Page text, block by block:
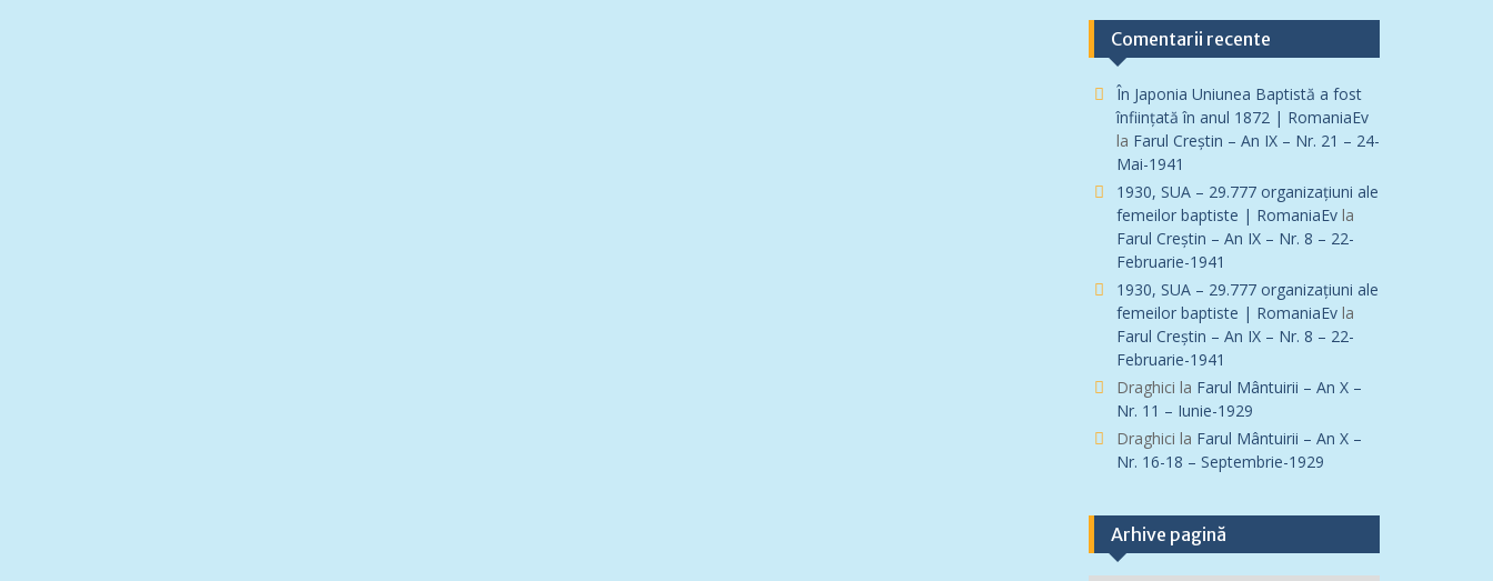
Comentarii recente
În Japonia Uniunea Baptistă a fost
înfiinţată în anul 1872 | RomaniaEv
la Farul Creștin – An IX – Nr. 21 – 24-
Mai-1941
1930, SUA – 29.777 organizațiuni ale
femeilor baptiste | RomaniaEvla
Farul Creștin – An IX – Nr. 8 – 22-
Februarie-1941
1930, SUA – 29.777 organizațiuni ale
femeilor baptiste | RomaniaEvla
Farul Creștin – An IX – Nr. 8 – 22-
Februarie-1941
Draghici la Farul Mântuirii – An X –
Nr. 11 – Iunie-1929
Draghici la Farul Mântuirii – An X –
Nr. 16-18 – Septembrie-1929
Arhive pagină